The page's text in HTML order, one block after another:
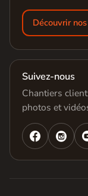
Découvrir
Suivez-nous
Chantiers
photos et
 